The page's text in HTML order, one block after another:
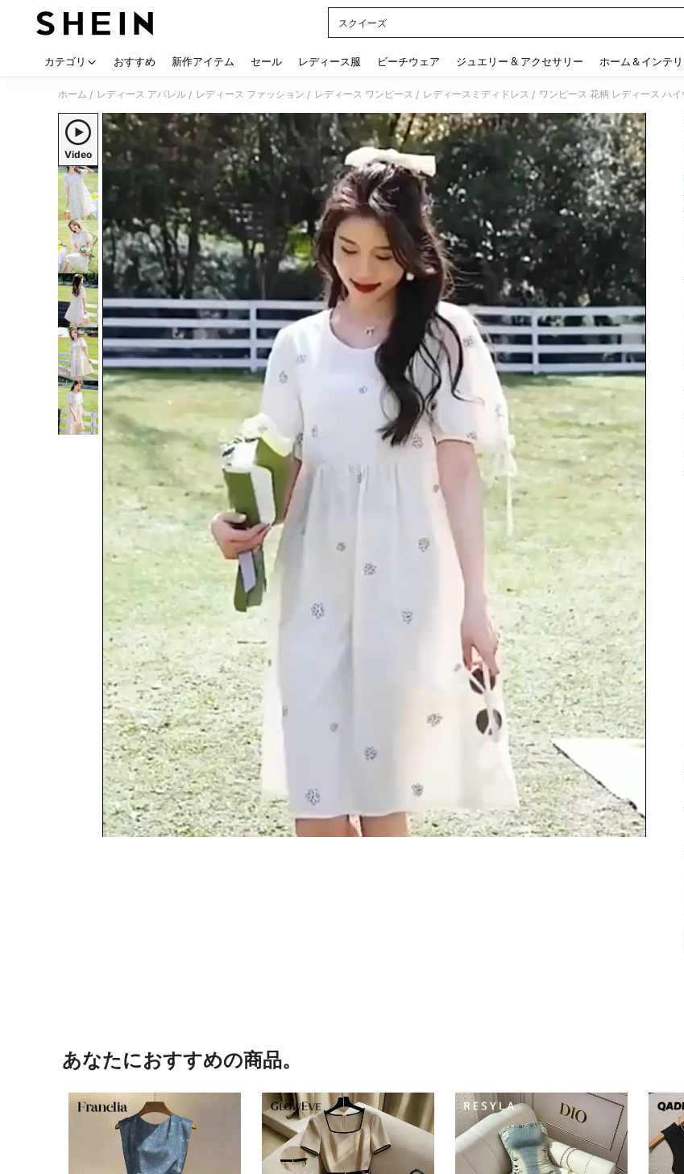
スクイーズ
カテゴリ おすすめ 新作アイテム セール レディース服 ビーチウェア ジュエリー & アクセサリー ホーム＆インテ
ホーム / レディース アパレル / レディース ファッション / レディース ワンピース / レディースミディドレス / ワンピース 花柄 レディース ハ
Video
あなたにおすすめの商品。